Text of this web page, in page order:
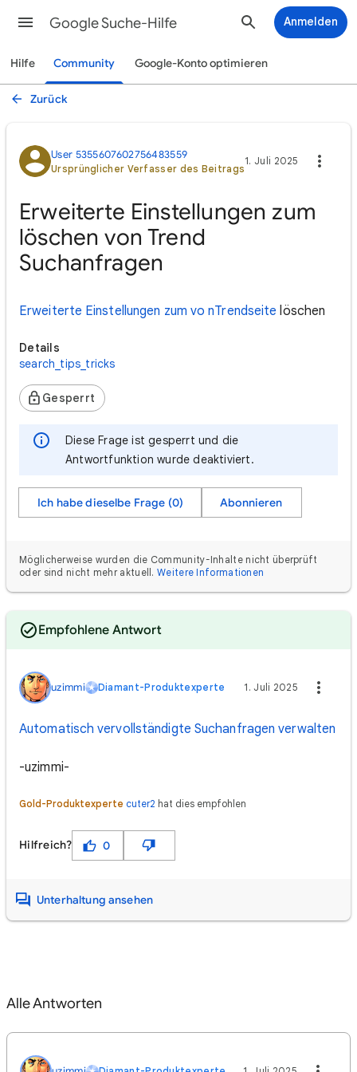
Google Suche-Hilfe Anmelden
Hilfe Community Google-Konto optimieren
Zurück
User 5355607602756483559
Ursprünglicher Verfasser des Beitrags
1. Juli 2025
Erweiterte Einstellungen zum
löschen von Trend
Suchanfragen
Erweiterte Einstellungen zum vo nTrendseite löschen
Details
search_tips_tricks
Gesperrt
Diese Frage ist gesperrt und die
Antwortfunktion wurde deaktiviert.
Ich habe dieselbe Frage (0) Abonnieren
Möglicherweise wurden die Community-Inhalte nicht überprüft
oder sind nicht mehr aktuell. Weitere Informationen
Empfohlene Antwort
uzimmi Diamant-Produktexperte 1. Juli 2025
Automatisch vervollständigte Suchanfragen verwalten
-uzimmi-
Gold-Produktexperte cuter2 hat dies empfohlen
Hilfreich? 0
Unterhaltung ansehen
Alle Antworten